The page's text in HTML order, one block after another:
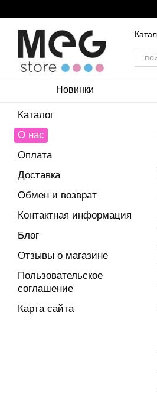
Новинки
Каталог
О нас
Оплата
Доставка
Обмен и возврат
Контактная информация
Блог
Отзывы о магазине
Пользовательское
соглашение
Карта сайта